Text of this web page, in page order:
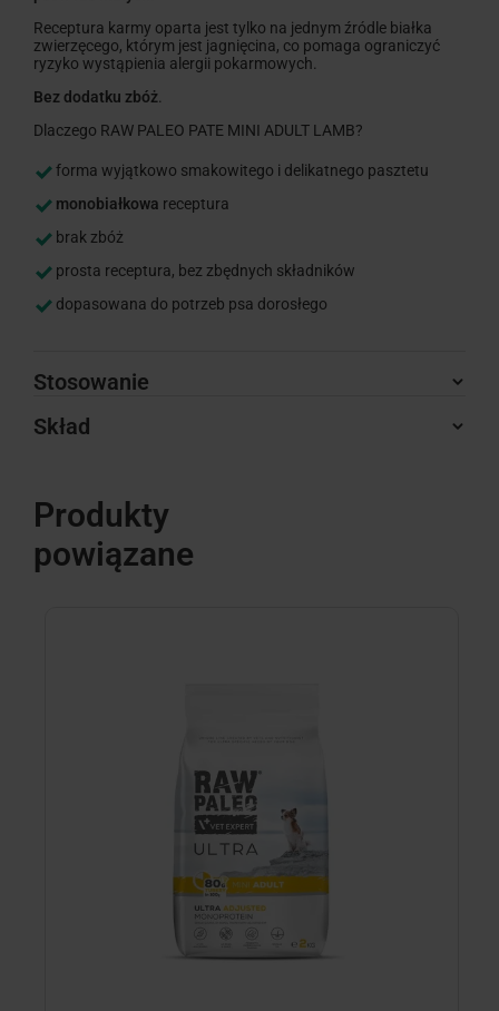
Receptura karmy oparta jest tylko na jednym źródle białka
zwierzęcego, którym jest jagnięcina, co pomaga ograniczyć
ryzyko wystąpienia alergii pokarmowych.
Bez dodatku zbóż
Dlaczego RAW PALEO PATE MINI ADULT LAMB?
forma wyjątkowo smakowitego i delikatnego pasztetu
monobiałkowa receptura
brak zbóż
prosta receptura, bez zbędnych składników
dopasowana do potrzeb psa dorosłego
Stosowanie
Skład
Produkty
powiązane